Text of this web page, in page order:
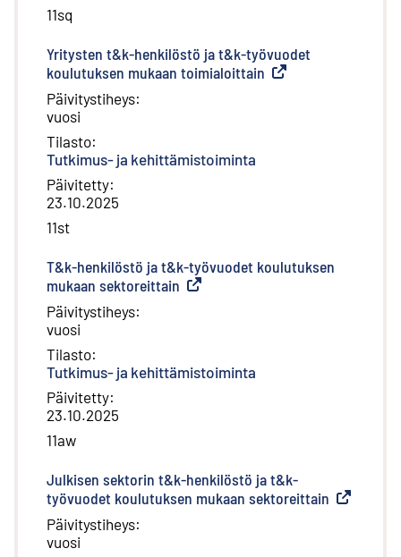
11sq
Yritysten t&k-henkilöstö ja t&k-työvuodet
koulutuksen mukaan toimialoittain Ulkoinen linkki
Päivitystiheys:
vuosi
Tilasto:
Tutkimus- ja kehittämistoiminta
Päivitetty:
23.10.2025
11st
T&k-henkilöstö ja t&k-työvuodet koulutuksen
mukaan sektoreittain Ulkoinen linkki
Päivitystiheys:
vuosi
Tilasto:
Tutkimus- ja kehittämistoiminta
Päivitetty:
23.10.2025
11aw
Julkisen sektorin t&k-henkilöstö ja t&k-
työvuodet koulutuksen mukaan sektoreittain Ulkoinen
Päivitystiheys:
vuosi